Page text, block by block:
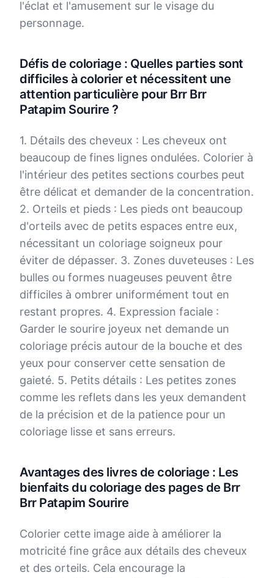
l'éclat et l'amusement sur le visage du
personnage.
Défis de coloriage : Quelles parties sont
difficiles à colorier et nécessitent une
attention particulière pour Brr Brr
Patapim Sourire ?
1. Détails des cheveux : Les cheveux ont
beaucoup de fines lignes ondulées. Colorier à
l'intérieur des petites sections courbes peut
être délicat et demander de la concentration.
2. Orteils et pieds : Les pieds ont beaucoup
d'orteils avec de petits espaces entre eux,
nécessitant un coloriage soigneux pour
éviter de dépasser. 3. Zones duveteuses : Les
bulles ou formes nuageuses peuvent être
difficiles à ombrer uniformément tout en
restant propres. 4. Expression faciale :
Garder le sourire joyeux net demande un
coloriage précis autour de la bouche et des
yeux pour conserver cette sensation de
gaieté. 5. Petits détails : Les petites zones
comme les reflets dans les yeux demandent
de la précision et de la patience pour un
coloriage lisse et sans erreurs.
Avantages des livres de coloriage : Les
bienfaits du coloriage des pages de Brr
Brr Patapim Sourire
Colorier cette image aide à améliorer la
motricité fine grâce aux détails des cheveux
et des orteils. Cela encourage la